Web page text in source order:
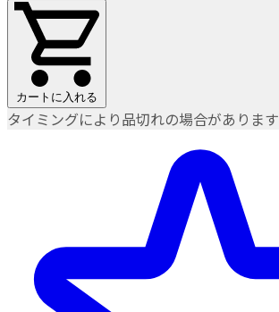
カートに入れる
タイミングにより品切れの場合があります